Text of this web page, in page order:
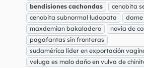
bendisiones cachondas
cenobita
cenobita subnormal ludopata
maxdemian bakaladero
novia de
pagafantas sin fronteras
sudamérica líder en exportación
veluga es malo daño en vulva de